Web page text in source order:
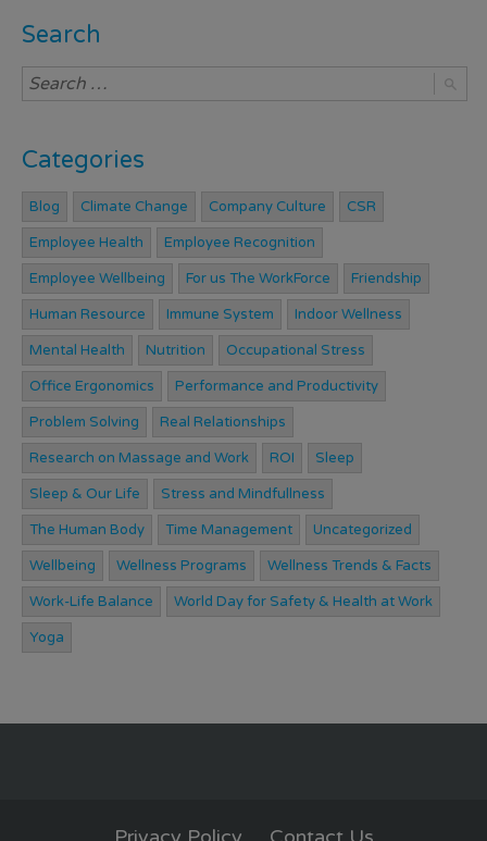
Search
Categories
Blog Climate Change Company Culture CSR
Employee Health Employee Recognition
Employee Wellbeing For us The WorkForce Friendship
Human Resource Immune System Indoor Wellness
Mental Health Nutrition Occupational Stress
Office Ergonomics Performance and Productivity
Problem Solving Real Relationships
Research on Massage and Work ROI Sleep
Sleep & Our Life Stress and Mindfullness
The Human Body Time Management Uncategorized
Wellbeing Wellness Programs Wellness Trends & Facts
Work-Life Balance World Day for Safety & Health at Work
Yoga